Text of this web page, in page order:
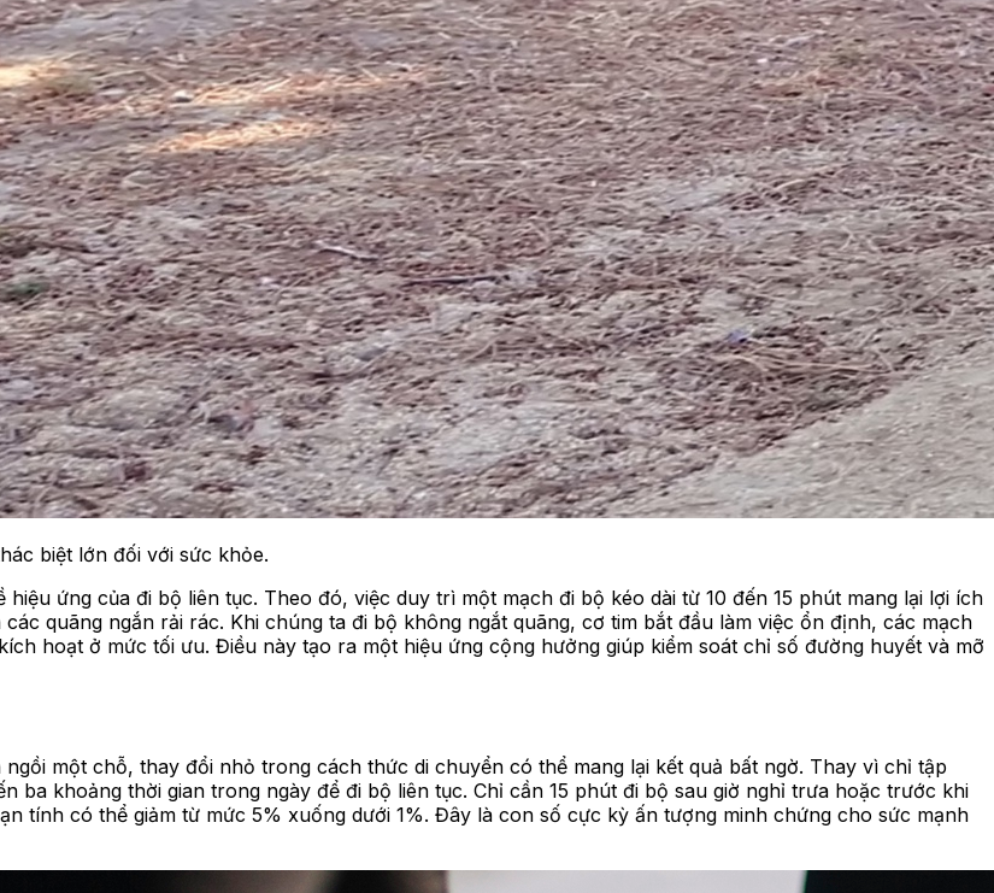
biệt lớn đối với sức khỏe.
ứng của đi bộ liên tục. Theo đó, việc duy trì một mạch đi bộ kéo dài từ 10 đến 15 phút mang lại lợi ích
quãng ngắn rải rác. Khi chúng ta đi bộ không ngắt quãng, cơ tim bắt đầu làm việc ổn định, các mạch
hoạt ở mức tối ưu. Điều này tạo ra một hiệu ứng cộng hưởng giúp kiểm soát chỉ số đường huyết và mỡ
một chỗ, thay đổi nhỏ trong cách thức di chuyển có thể mang lại kết quả bất ngờ. Thay vì chỉ tập
ba khoảng thời gian trong ngày để đi bộ liên tục. Chỉ cần 15 phút đi bộ sau giờ nghỉ trưa hoặc trước khi
tính có thể giảm từ mức 5% xuống dưới 1%. Đây là con số cực kỳ ấn tượng minh chứng cho sức mạnh